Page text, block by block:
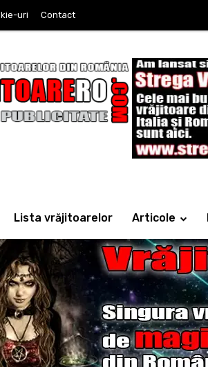
uri Contact
Lista vrăjitoarelor Articole